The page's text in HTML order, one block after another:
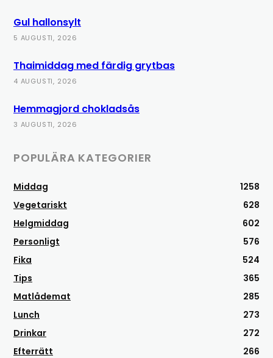
Gul hallonsylt
5 AUGUSTI, 2026
Thaimiddag med färdig grytbas
4 AUGUSTI, 2026
Hemmagjord chokladsås
3 AUGUSTI, 2026
POPULÄRA KATEGORIER
Middag
1258
Vegetariskt
628
Helgmiddag
602
Personligt
576
Fika
524
Tips
365
Matlådemat
285
Lunch
273
Drinkar
272
Efterrätt
266